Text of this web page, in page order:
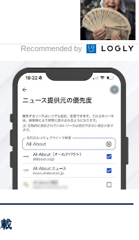
人がそこに行ったこと
女性／岩手県)といった
マです
ルアバウトに入社後、
事執筆やSEOライティ
チャー・エンタメなど
Recommended by